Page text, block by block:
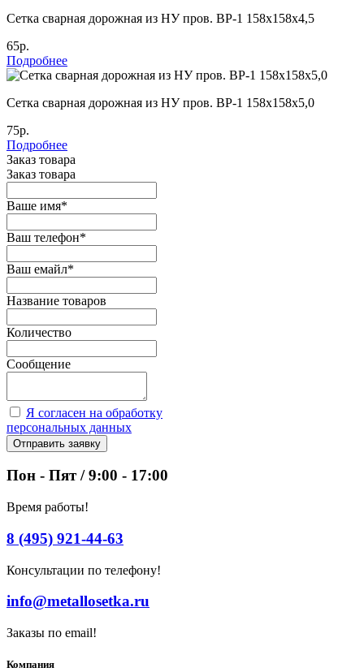
Cетка сварная дорожная из НУ пров. ВР-1 158х158х4,5
65р.
Подробнее
Cетка сварная дорожная из НУ пров. ВР-1 158х158х5,0
75р.
Подробнее
Заказ товара
Заказ товара
Ваше имя*
Ваш телефон*
Ваш емайл*
Название товаров
Количество
Сообщение
Я согласен на обработку
персональных данных
Отправить заявку
Пон - Пят / 9:00 - 17:00
Время работы!
8 (495) 921-44-63
Консультации по телефону!
info@metallosetka.ru
Заказы по email!
Компания